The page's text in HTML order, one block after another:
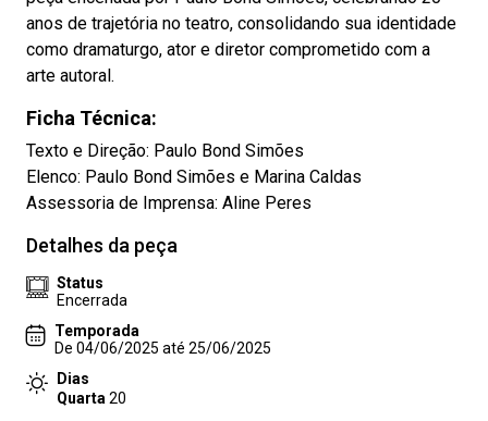
anos de trajetória no teatro, consolidando sua identidade
como dramaturgo, ator e diretor comprometido com a
arte autoral.
Ficha Técnica:
Texto e Direção: Paulo Bond Simões
Elenco: Paulo Bond Simões e Marina Caldas
Assessoria de Imprensa: Aline Peres
Detalhes da peça
Status
Encerrada
Temporada
De 04/06/2025 até 25/06/2025
Dias
Quarta 20